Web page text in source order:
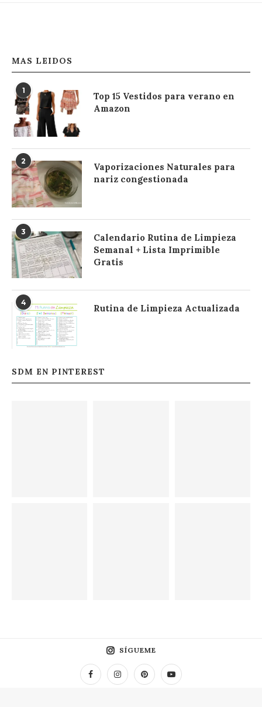
MAS LEIDOS
1
Top 15 Vestidos para verano en
Amazon
2
Vaporizaciones Naturales para
nariz congestionada
3
Calendario Rutina de Limpieza
Semanal + Lista Imprimible
Gratis
4
Rutina de Limpieza Actualizada
SDM EN PINTEREST
SÍGUEME